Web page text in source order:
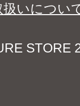
いについ
STORE